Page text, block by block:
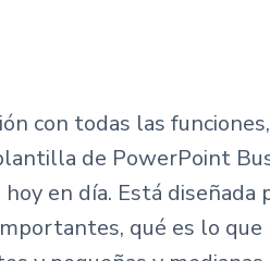
con todas las
de PowerPoint
en día. Está
qué es lo